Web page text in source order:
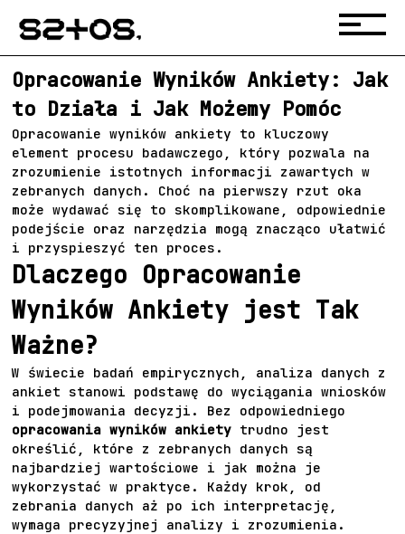
Opracowanie Wyników Ankiety: Jak
to Działa i Jak Możemy Pomóc
Opracowanie wyników ankiety to kluczowy
element procesu badawczego, który pozwala na
zrozumienie istotnych informacji zawartych w
zebranych danych. Choć na pierwszy rzut oka
może wydawać się to skomplikowane, odpowiednie
podejście oraz narzędzia mogą znacząco ułatwić
i przyspieszyć ten proces.
Dlaczego Opracowanie
Wyników Ankiety jest Tak
Ważne?
W świecie badań empirycznych, analiza danych z
ankiet stanowi podstawę do wyciągania wniosków
i podejmowania decyzji. Bez odpowiedniego
opracowania wyników ankiety trudno jest
określić, które z zebranych danych są
najbardziej wartościowe i jak można je
wykorzystać w praktyce. Każdy krok, od
zebrania danych aż po ich interpretację,
wymaga precyzyjnej analizy i zrozumienia.